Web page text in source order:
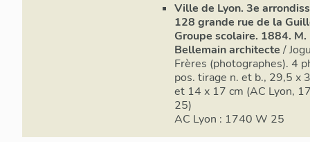
Ville de Lyon. 3e
128 grande rue de la
Groupe scolaire. 1884. M.
Bellemain architecte /
Frères (photographes). 4
pos. tirage n. et b., 29,5 x
et 14 x 17 cm (AC Lyon,
25)
AC Lyon : 1740 W 25